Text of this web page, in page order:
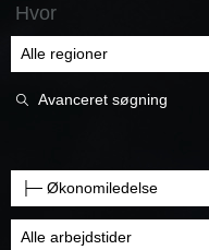
Hvor
Avanceret søgning